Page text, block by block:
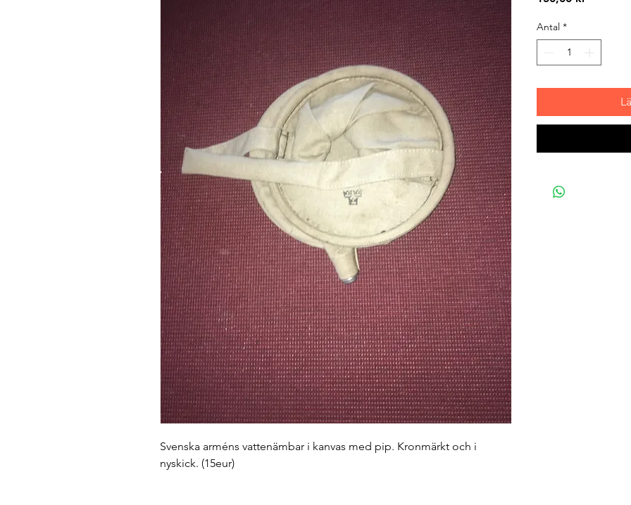
Svenska arméns vattenämbar i kanvas med pip. Kronmärkt och i
nyskick. (15eur)
Antal *